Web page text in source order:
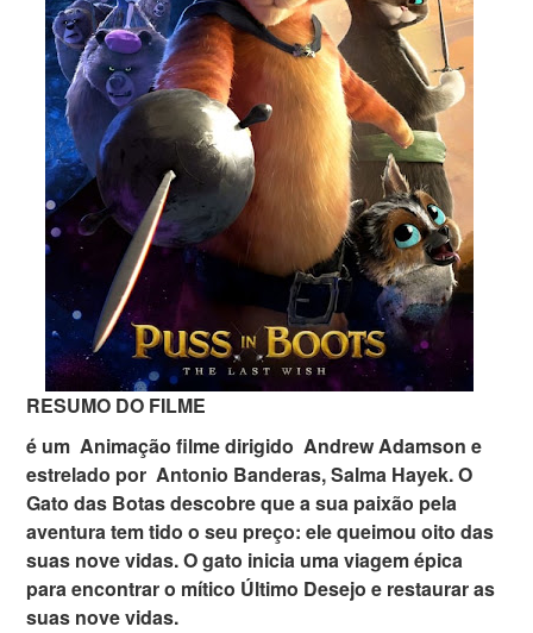
RESUMO DO FILME
é um Animação filme dirigido Andrew Adamson e
estrelado por Antonio Banderas, Salma Hayek. O
Gato das Botas descobre que a sua paixão pela
aventura tem tido o seu preço: ele queimou oito das
suas nove vidas. O gato inicia uma viagem épica
para encontrar o mítico Último Desejo e restaurar as
suas nove vidas.